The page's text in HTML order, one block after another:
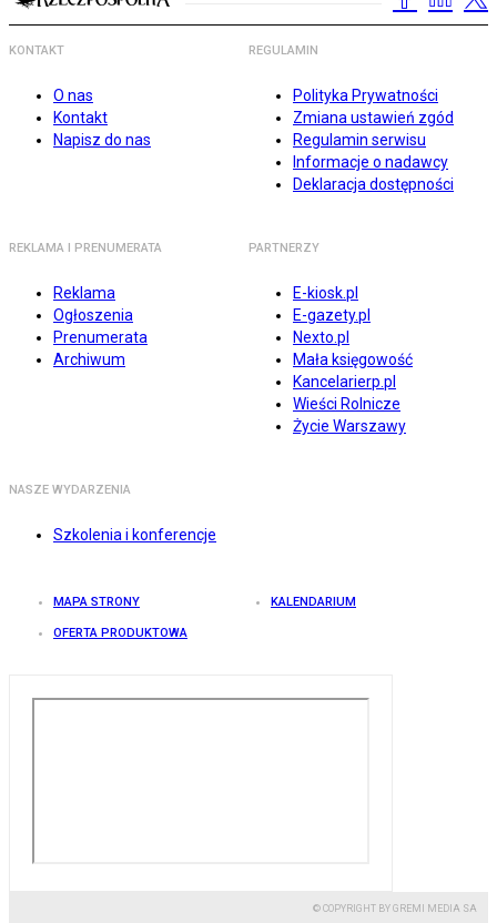
KONTAKT
O nas
Kontakt
Napisz do nas
REGULAMIN
Polityka Prywatności
Zmiana ustawień zgód
Regulamin serwisu
Informacje o nadawcy
Deklaracja dostępności
REKLAMA I PRENUMERATA
Reklama
Ogłoszenia
Prenumerata
Archiwum
PARTNERZY
E-kiosk.pl
E-gazety.pl
Nexto.pl
Mała księgowość
Kancelarierp.pl
Wieści Rolnicze
Życie Warszawy
NASZE WYDARZENIA
Szkolenia i konferencje
MAPA STRONY KALENDARIUM
OFERTA PRODUKTOWA
© COPYRIGHT BY GREMI MEDIA SA